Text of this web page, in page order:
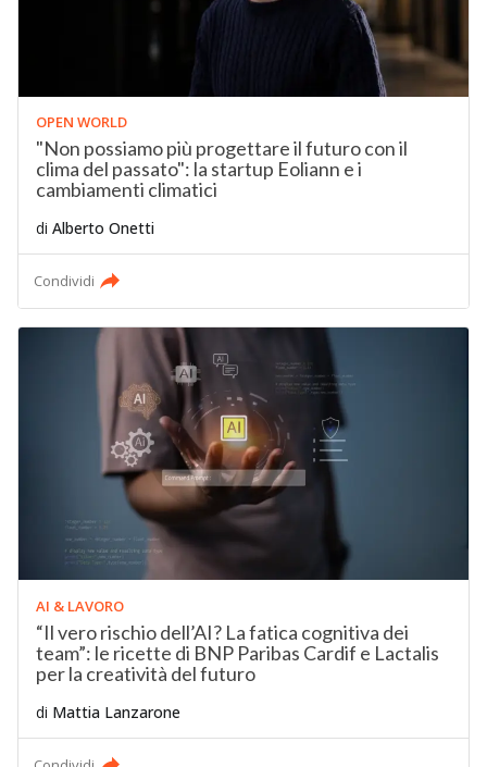
OPEN WORLD
"Non possiamo più progettare il futuro con il
clima del passato": la startup Eoliann e i
cambiamenti climatici
di Alberto Onetti
Condividi
AI & LAVORO
“Il vero rischio dell’AI? La fatica cognitiva dei
team”: le ricette di BNP Paribas Cardif e Lactalis
per la creatività del futuro
di Mattia Lanzarone